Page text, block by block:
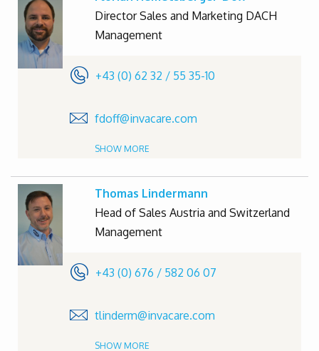
Director Sales and Marketing DACH
Management
+43 (0) 62 32 / 55 35-10
fdoff@invacare.com
SHOW MORE
Thomas Lindermann
Head of Sales Austria and Switzerland
Management
+43 (0) 676 / 582 06 07
tlinderm@invacare.com
SHOW MORE